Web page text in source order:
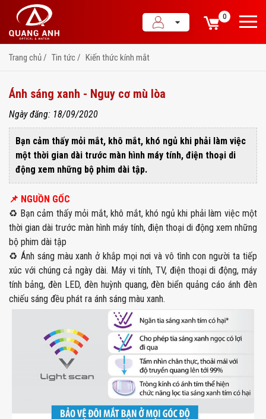
0
Trang chủ Tin tức Kiến thức kính mắt
Ánh sáng xanh - Nguy cơ mù lòa
Ngày đăng: 18/09/2020
Bạn cảm thấy mỏi mắt, khô mắt, khó ngủ khi phải làm việc
một thời gian dài trước màn hình máy tính, điện thoại di
động xem những bộ phim dài tập.
📌 NGUỒN GỐC
♻️ Bạn cảm thấy mỏi mắt, khô mắt, khó ngủ khi phải làm việc một
thời gian dài trước màn hình máy tính, điện thoại di động xem những
bộ phim dài tập
♻️ Ánh sáng màu xanh ở khắp mọi nơi và vô tình con người ta tiếp
xúc với chúng cả ngày dài. Máy vi tính, TV, điện thoại di động, máy
tính bảng, đèn LED, đèn huỳnh quang, đèn biển quảng cáo ánh đèn
chiếu sáng đều phát ra ánh sáng màu xanh.